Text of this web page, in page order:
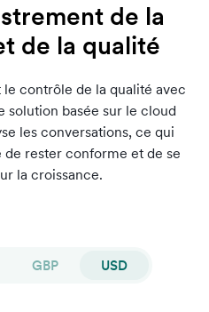
de la
de la qualité
contrôle de la qualité avec
solution basée sur le cloud
les conversations, ce qui
rester conforme et de se
la croissance.
GBP USD